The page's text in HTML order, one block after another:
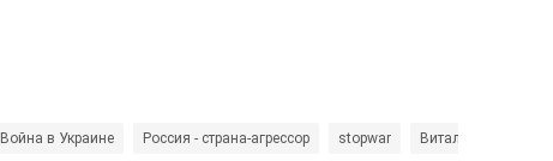
Война в Украине Россия - страна-агрессор stopwar Виталий Кличко